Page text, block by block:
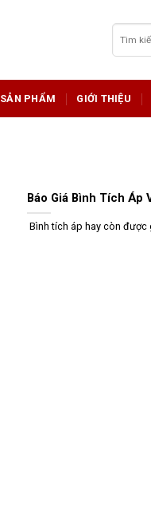
kiếm:
SẢN PHẨM GIỚI THIỆU
Báo Giá Bình Tích Áp
Bình tích áp hay còn được